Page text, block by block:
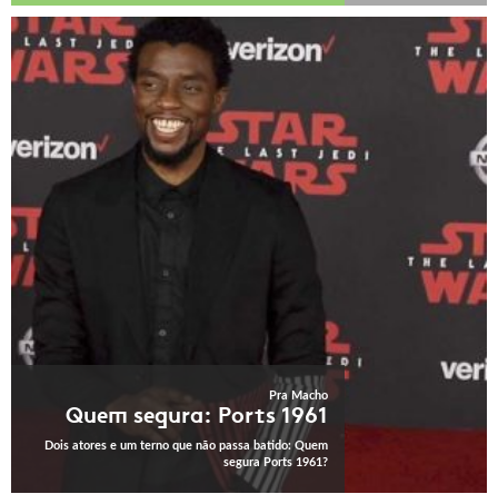
Pra Macho
Quem segura: Ports 1961
Dois atores e um terno que não passa batido: Quem
segura Ports 1961?